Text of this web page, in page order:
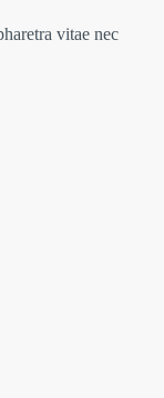
vitae nec